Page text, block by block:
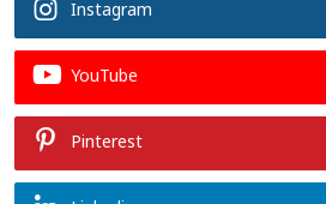
Instagram
YouTube
Pinterest